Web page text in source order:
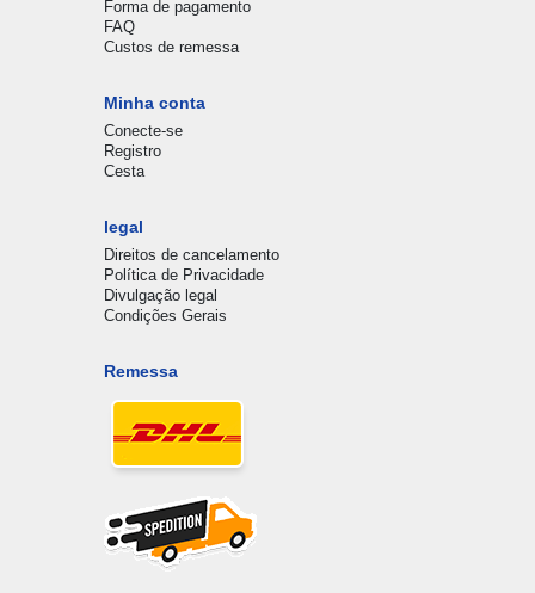
Forma de pagamento
FAQ
Custos de remessa
Minha conta
Conecte-se
Registro
Cesta
legal
Direitos de cancelamento
Política de Privacidade
Divulgação legal
Condições Gerais
Remessa